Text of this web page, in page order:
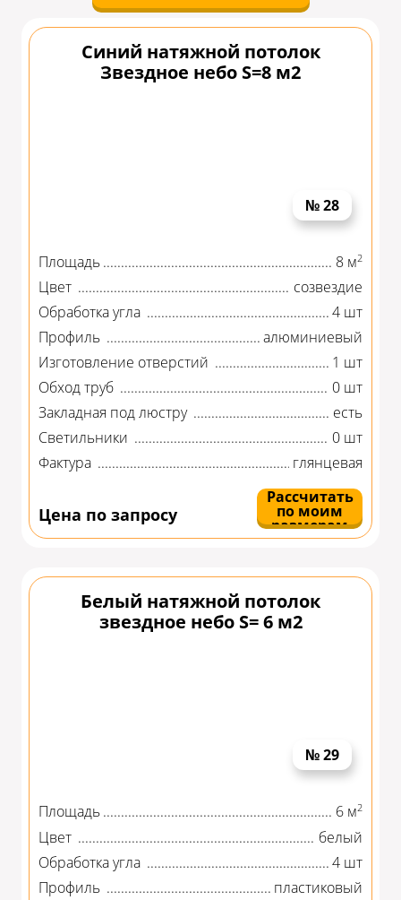
Синий натяжной потолок
Звездное небо S=8 м2
№ 28
Площадь 8 м2
Цвет
созвездие
Обработка угла
4 шт
Профиль
алюминиевый
Изготовление отверстий
1 шт
Обход труб
0 шт
Закладная под люстру
есть
Светильники
0 шт
Фактура
глянцевая
Цена по запросу
Рассчитать
по моим
размерам
Белый натяжной потолок
звездное небо S= 6 м2
№ 29
Площадь 6 м2
Цвет
белый
Обработка угла
4 шт
Профиль
пластиковый